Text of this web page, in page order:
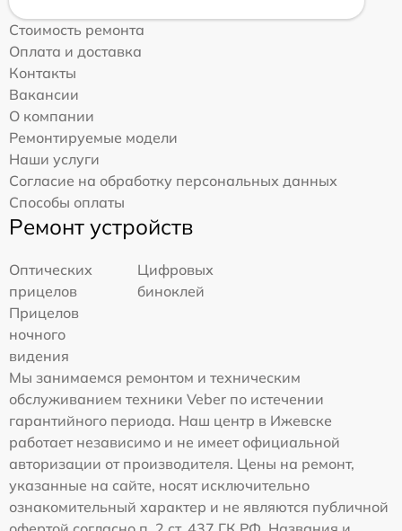
Стоимость ремонта
Оплата и доставка
Контакты
Вакансии
О компании
Ремонтируемые модели
Наши услуги
Согласие на обработку персональных данных
Способы оплаты
Ремонт устройств
Оптических
прицелов
Цифровых
биноклей
Прицелов
ночного
видения
Мы занимаемся ремонтом и техническим
обслуживанием техники Veber по истечении
гарантийного периода. Наш центр в Ижевске
работает независимо и не имеет официальной
авторизации от производителя. Цены на ремонт,
указанные на сайте, носят исключительно
ознакомительный характер и не являются публичной